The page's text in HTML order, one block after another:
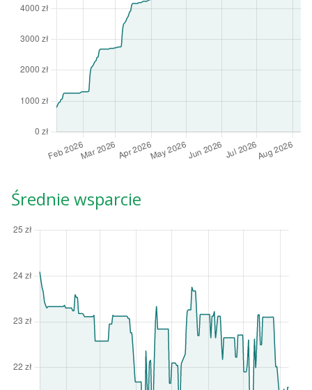
Średnie wsparcie